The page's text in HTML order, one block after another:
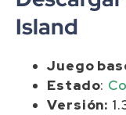
Island
Juego
Estado:
Versión: